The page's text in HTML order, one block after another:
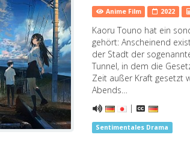
Anime Film 2022
Kaoru Touno hat ein
gehört: Anscheinend
der Stadt der
Tunnel, in dem die
Zeit außer Kraft gesetzt
Abends…
|
Sentimentales Drama